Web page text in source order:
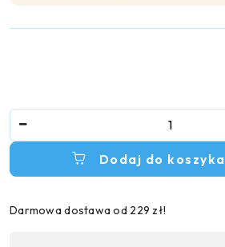
Dodaj do koszyka
Darmowa dostawa od 229 zł!